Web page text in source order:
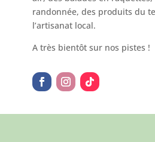
randonnée, des produits du
l’artisanat local.
A très bientôt sur nos pistes !